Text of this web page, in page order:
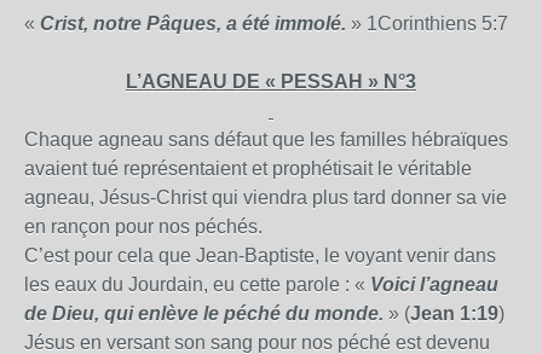
« Crist, notre Pâques, a été immolé. » 1Corinthiens 5:7
L’AGNEAU DE « PESSAH » N°3
Chaque agneau sans défaut que les familles hébraïques
avaient tué représentaient et prophétisait le véritable
agneau, Jésus-Christ qui viendra plus tard donner sa vie
en rançon pour nos péchés.
C’est pour cela que Jean-Baptiste, le voyant venir dans
les eaux du Jourdain, eu cette parole : « Voici l’agneau
de Dieu, qui enlève le péché du monde. » (Jean 1:19)
Jésus en versant son sang pour nos péché est devenu